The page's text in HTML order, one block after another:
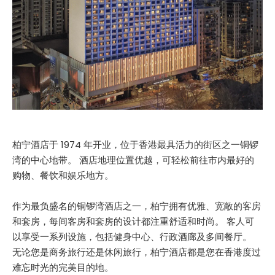
柏宁酒店于 1974 年开业，位于香港最具活力的街区之一铜锣
湾的中心地带。 酒店地理位置优越，可轻松前往市内最好的
购物、餐饮和娱乐地方。
作为最负盛名的铜锣湾酒店之一，柏宁拥有优雅、宽敞的客房
和套房，每间客房和套房的设计都注重舒适和时尚。 客人可
以享受一系列设施，包括健身中心、行政酒廊及多间餐厅。
无论您是商务旅行还是休闲旅行，柏宁酒店都是您在香港度过
难忘时光的完美目的地。